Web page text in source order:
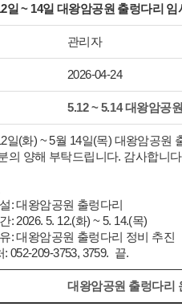
일 ~ 14일 대왕암공원 출렁다리 임
관리자
2026-04-24
일(화) ~ 5월 14일(목) 대왕암공
의 양해 부탁드립니다. 감사합니
: 대왕암공원 출렁다리
: 2026. 5. 12.(화) ~ 5. 14.(목)
: 대왕암공원 출렁다리 정비 추진
052-209-3753, 3759. 끝.